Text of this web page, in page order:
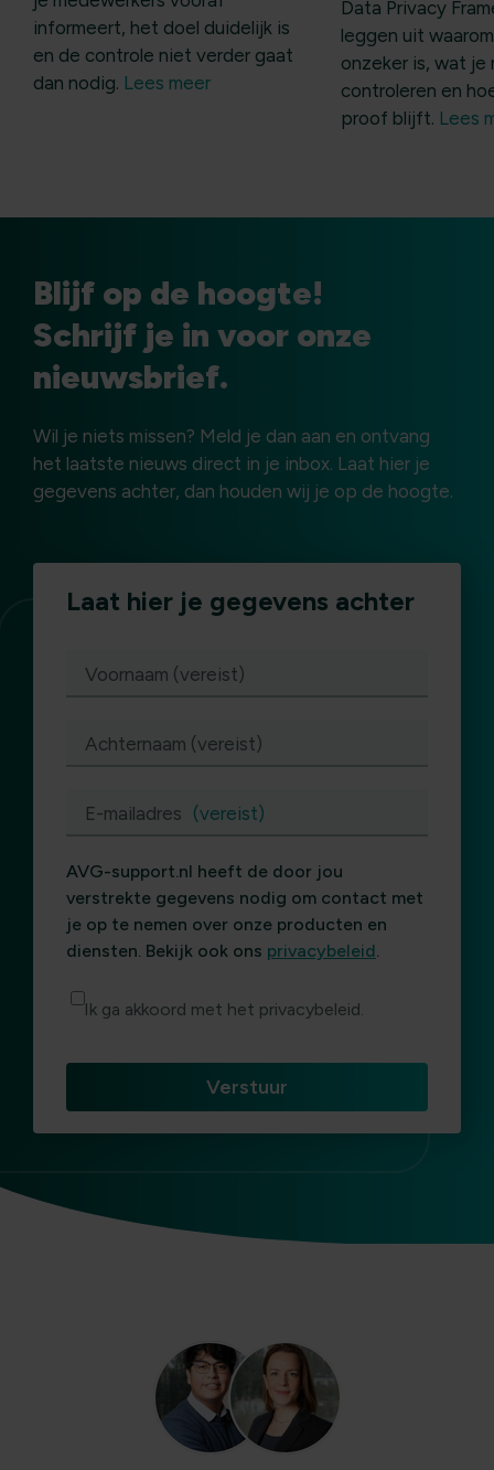
informeert, het doel duidelijk is
en de controle niet verder gaat
dan nodig. Lees meer
Data Privacy
leggen uit
onzeker is, wat je
controleren en
proof blijft. Lees
Blijf op de hoogte!
Schrijf je in voor onze
nieuwsbrief.
Wil je niets missen? Meld je dan aan en ontvang
het laatste nieuws direct in je inbox. Laat hier je
gegevens achter, dan houden wij je op de hoogte.
Laat hier je gegevens achter
Voornaam (vereist)
Achternaam (vereist)
E-mailadres (vereist)
AVG-support.nl heeft de door jou
verstrekte gegevens nodig om contact met
je op te nemen over onze producten en
diensten. Bekijk ook ons privacybeleid
Ik ga akkoord met het privacybeleid.